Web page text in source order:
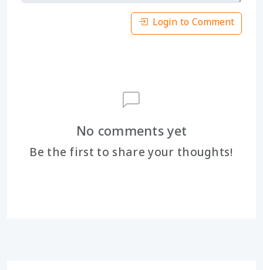
Login to Comment
No comments yet
Be the first to share your thoughts!